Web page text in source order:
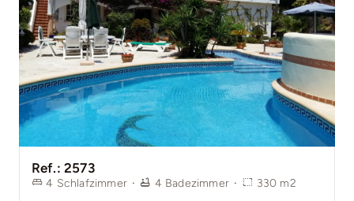
Ref.: 2573
4 Schlafzimmer · 4 Badezimmer · 330 m2